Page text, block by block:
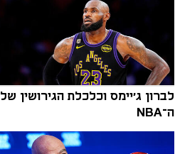
לברון ג'יימס וכלכלת הגירושין של
ה־NBA